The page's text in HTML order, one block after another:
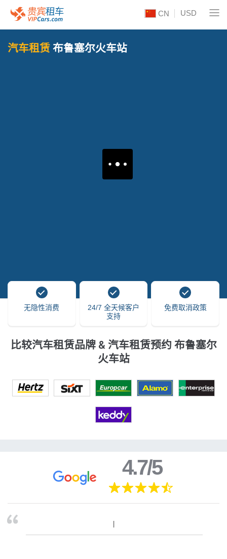
CN USD
汽车租赁 布鲁塞尔火车站
无隐性消费
24/7 全天候客户
支持
免费取消政策
比较汽车租赁品牌 & 汽车租赁预约 布鲁塞尔
火车站
4.7/5